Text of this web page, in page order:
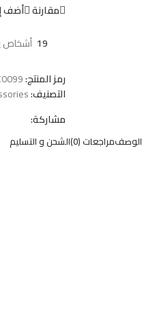
مقارنة أضف
19 أشخاص
رمز المنتج:
التصنيف:
مشاركة:
الوصفمراجعات (0) الشحن و التسليم